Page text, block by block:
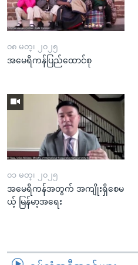
၀၈ မတ္၊ ၂၀၂၅
အမေရိကန်ပြည်ထောင်စု
၀၁ မတ္၊ ၂၀၂၅
အမေရိကန်အတွက် အကျိုးရှိစေမ
ယ့် မြန်မာ့အရေး